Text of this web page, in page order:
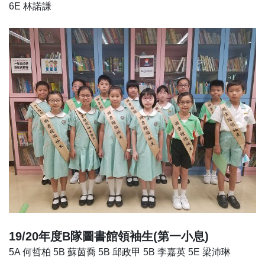
6E 林諾謙
19/20年度B隊圖書館領袖生(第一小息)
5A 何哲柏 5B 蘇茵喬 5B 邱政甲 5B 李嘉英 5E 梁沛琳